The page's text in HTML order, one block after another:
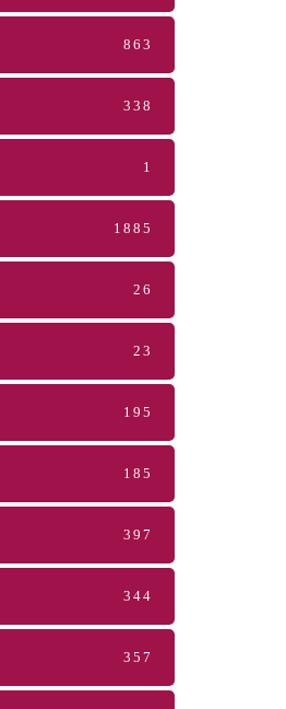
863
338
1
1885
26
23
195
185
397
344
357